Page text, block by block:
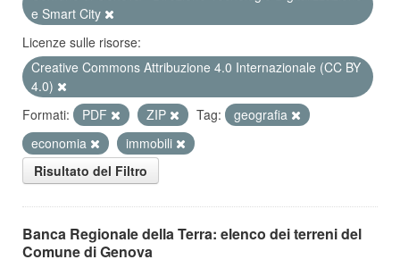
e Smart City
Licenze sulle risorse:
Creative Commons Attribuzione 4.0 Internazionale (CC BY
4.0)
Formati:
PDF ZIP Tag:
geografia
economia
immobili
Risultato del Filtro
Banca Regionale della Terra: elenco dei terreni del
Comune di Genova